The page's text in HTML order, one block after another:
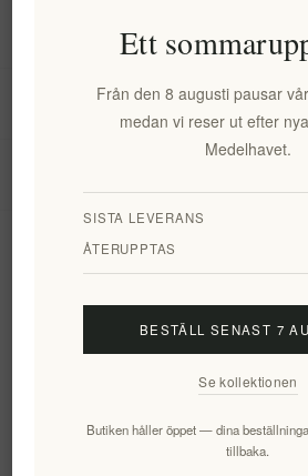
Mitt konto
Prenumerera Avsluta bevakning
Ett
Från den 8 augusti pausar
medan vi reser ut efter
Medelhavet.
SISTA LEVERANS
ÅTERUPPTAS
BESTÄLL SENAST 7
Se kollektionen
Butiken håller öppet — dina
tillbaka.